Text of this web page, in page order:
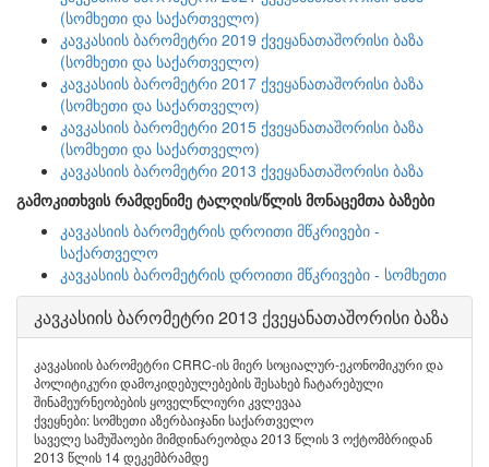
(სომხეთი და საქართველო)
კავკასიის ბარომეტრი 2019 ქვეყანათაშორისი ბაზა
(სომხეთი და საქართველო)
კავკასიის ბარომეტრი 2017 ქვეყანათაშორისი ბაზა
(სომხეთი და საქართველო)
კავკასიის ბარომეტრი 2015 ქვეყანათაშორისი ბაზა
(სომხეთი და საქართველო)
კავკასიის ბარომეტრი 2013 ქვეყანათაშორისი ბაზა
გამოკითხვის რამდენიმე ტალღის/წლის მონაცემთა ბაზები
კავკასიის ბარომეტრის დროითი მწკრივები -
საქართველო
კავკასიის ბარომეტრის დროითი მწკრივები - სომხეთი
კავკასიის ბარომეტრი 2013 ქვეყანათაშორისი ბაზა
კავკასიის ბარომეტრი CRRC-ის მიერ სოციალურ-ეკონომიკური და
პოლიტიკური დამოკიდებულებების შესახებ ჩატარებული
შინამეურნეობების ყოველწლიური კვლევაა
ქვეყნები: სომხეთი აზერბაიჯანი საქართველო
საველე სამუშაოები მიმდინარეობდა 2013 წლის 3 ოქტომბრიდან
2013 წლის 14 დეკემბრამდე